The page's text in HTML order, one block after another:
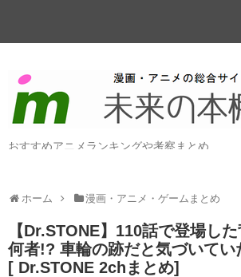
おすすめアニメランキングや考察まとめ
ホーム 漫画・アニメ・ゲームまとめ
【Dr.STONE】110話で登場し
何者!? 車輪の跡だと気づいてい
[ Dr.STONE 2chまとめ]